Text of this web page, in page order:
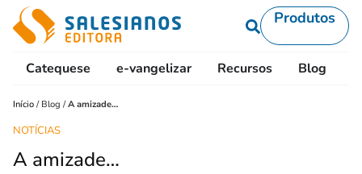
Produtos
Catequese e-vangelizar Recursos Blog
Início / Blog /A amizade…
NOTÍCIAS
A amizade…